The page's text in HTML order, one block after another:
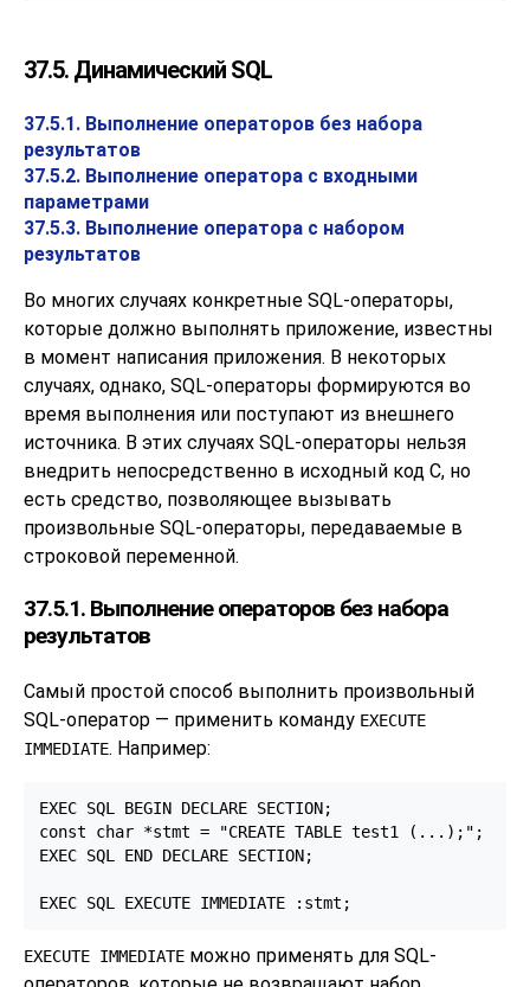
37.5. Динамический SQL
37.5.1. Выполнение операторов без набора
результатов
37.5.2. Выполнение оператора с входными
параметрами
37.5.3. Выполнение оператора с набором
результатов
Во многих случаях конкретные SQL-операторы,
которые должно выполнять приложение, известны
в момент написания приложения. В некоторых
случаях, однако, SQL-операторы формируются во
время выполнения или поступают из внешнего
источника. В этих случаях SQL-операторы нельзя
внедрить непосредственно в исходный код C, но
есть средство, позволяющее вызывать
произвольные SQL-операторы, передаваемые в
строковой переменной.
37.5.1. Выполнение операторов без набора
результатов
Самый простой способ выполнить произвольный
SQL-оператор — применить команду EXECUTE
IMMEDIATE. Например:
EXEC SQL BEGIN DECLARE SECTION;
const char *stmt = "CREATE TABLE test1 (...);";
EXEC SQL END DECLARE SECTION;
EXEC SQL EXECUTE IMMEDIATE :stmt;
EXECUTE IMMEDIATE можно применять для SQL-